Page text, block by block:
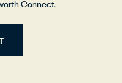
Connect.